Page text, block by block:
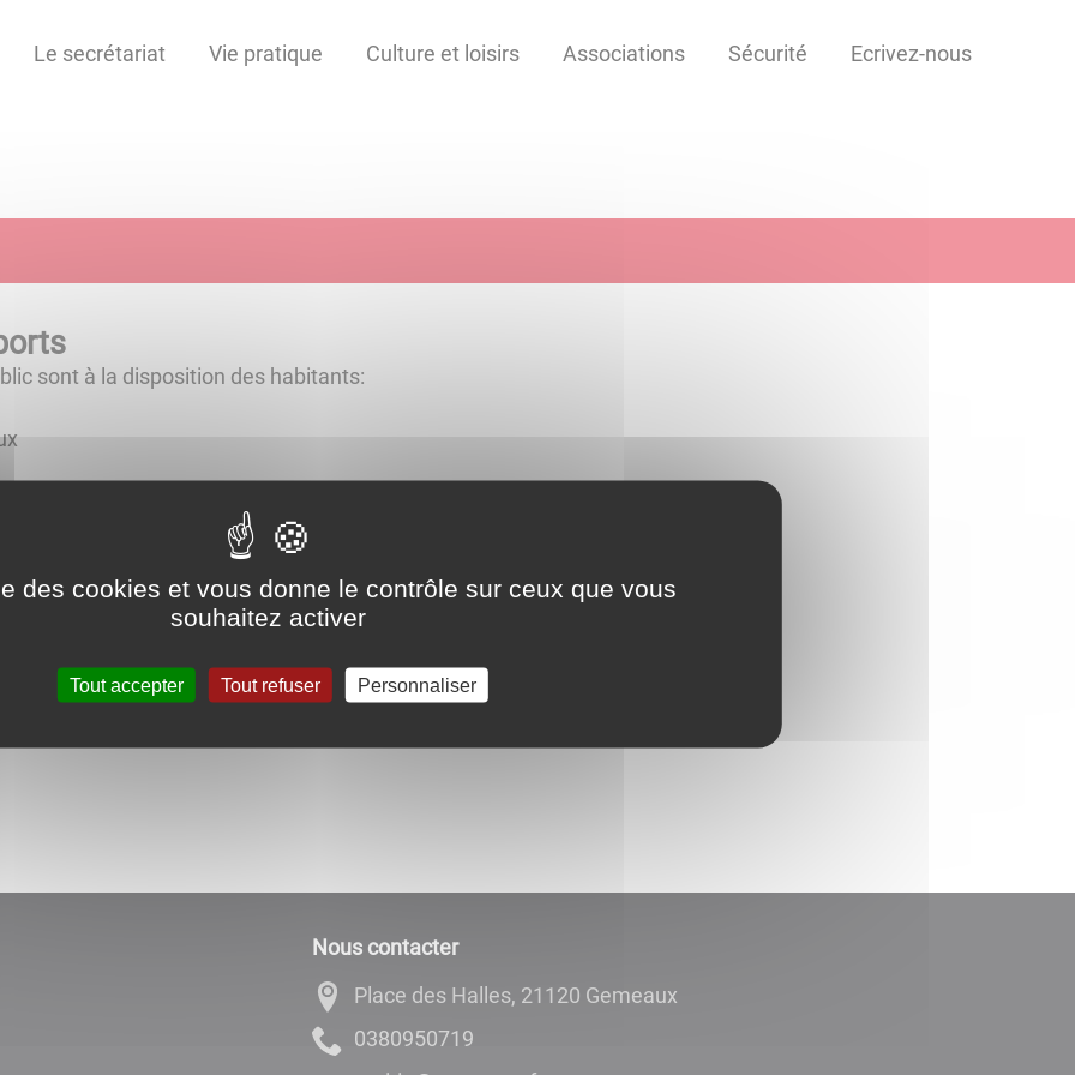
Le secrétariat Vie pratique Culture et loisirs Associations Sécurité Ecrivez-nous
sont à la disposition des habitants:
à la demande d'Escale 21
Nous contacter
Place des Halles, 21120 Gemeaux
9170590830
des cookies et vous donne le contrôle sur ceux que vous
souhaitez activer
Tout accepter Tout refuser Personnaliser